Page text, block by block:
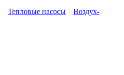
Тепловые насосы
Воздух-